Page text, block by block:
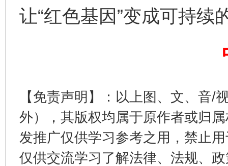
让“红色基因”变成可持续
【免责声明】：以上图、文、音/
外），其版权均属于原作者或归
发推广仅供学习参考之用，禁止
仅供交流学习了解法律、法规、
东山县通报“牛蛙产品抗生素超标问题” 法